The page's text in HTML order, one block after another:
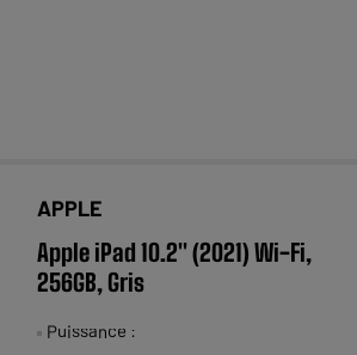
APPLE
Apple iPad 10.2" (2021) Wi-Fi,
256GB, Gris
Puissance :